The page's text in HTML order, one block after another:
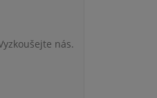
nás.